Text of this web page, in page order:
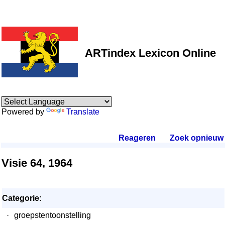
ARTindex Lexicon Online
Powered by Translate
Reageren Zoek opnieuw.
Visie 64, 1964
Categorie:
·
groepstentoonstelling